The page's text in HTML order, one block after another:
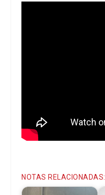
NOTAS RELACIONADAS: